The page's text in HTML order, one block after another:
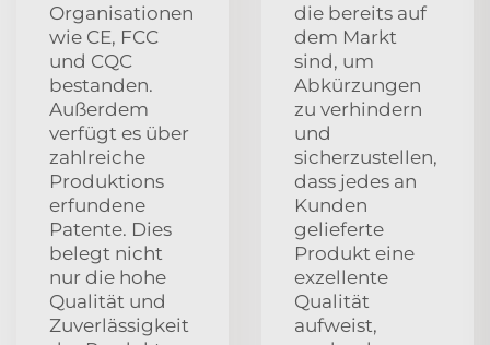
Organisationen
wie CE, FCC
und CQC
bestanden.
Außerdem
verfügt es über
zahlreiche
Produktions
erfundene
Patente. Dies
belegt nicht
nur die hohe
Qualität und
Zuverlässigkeit
die bereits auf
dem Markt
sind, um
Abkürzungen
zu verhindern
und
sicherzustellen,
dass jedes an
Kunden
gelieferte
Produkt eine
exzellente
Qualität
aufweist,